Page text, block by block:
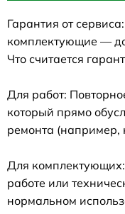
Гарантия от
комплектующие —
Что считается
Для работ:
который прямо
ремонта (например,
Для
работе или
нормальном